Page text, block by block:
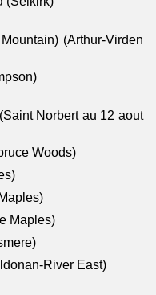
(Arthur-Virden
Norbert au 12 aout
Woods)
Maples)
River East)